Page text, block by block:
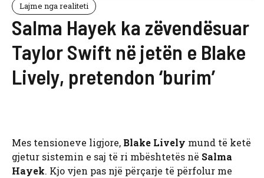
Lajme nga realiteti
Salma Hayek ka zëvendësuar
Taylor Swift në jetën e Blake
Lively, pretendon ‘burim’
Mes tensioneve ligjore, Blake Lively mund të ketë
gjetur sistemin e saj të ri mbështetës në Salma
Hayek. Kjo vjen pas një përçarje të përfolur me